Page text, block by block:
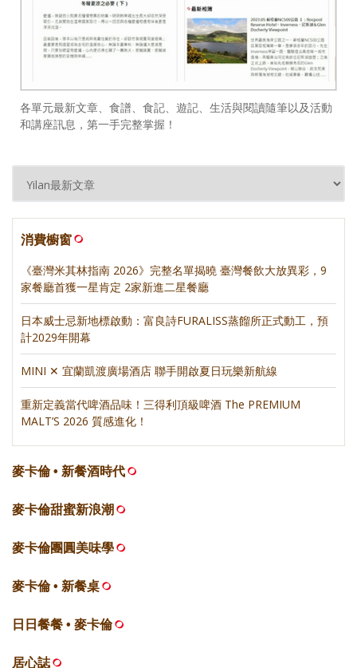
各單元最新文章、食譜、食記、遊記、生活與閱讀隨筆以及活動
和講座訊息，第一手完整掌握！
消費櫥窗
《臺灣米其林指南 2026》完整名單揭曉 臺灣餐飲大放異彩，9
家餐廳首獲一星肯定 2家新進二星餐廳
日本威士忌新地標啟動：富良詩FURALISS蒸餾所正式動工，預
計2029年開幕
MINI ✕ 宜蘭凱渡廣場酒店 聯手開啟夏日玩樂新航線
重新定義當代啤酒品味！三得利頂級啤酒 The PREMIUM
MALT’S 2026 質感進化！
麥卡倫 • 新餐酒時代
麥卡倫甜蜜新浪潮
麥卡倫團圓美味學
麥卡倫 • 新餐桌
日日餐餐 • 麥卡倫
居心誌